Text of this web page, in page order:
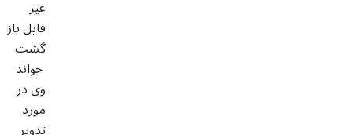
غیر
قابل باز
گشت
خواند
وی در
مورد